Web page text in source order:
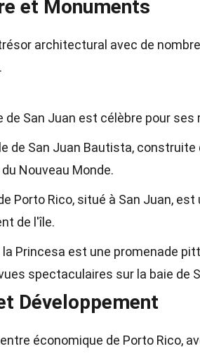
et Monuments
architectural avec de
de San Juan est célèbre pour
de San Juan Bautista,
Nouveau Monde.
Porto Rico, situé à San Juan,
de l'île.
la Princesa est une promenade
spectaculaires sur la baie de
Développement
économique de Porto Rico,